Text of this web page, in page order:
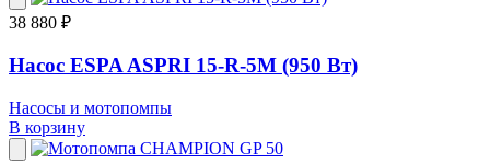
38 880 ₽
Насос ESPA ASPRI 15-R-5M (950 Вт)
Насосы и мотопомпы
В корзину